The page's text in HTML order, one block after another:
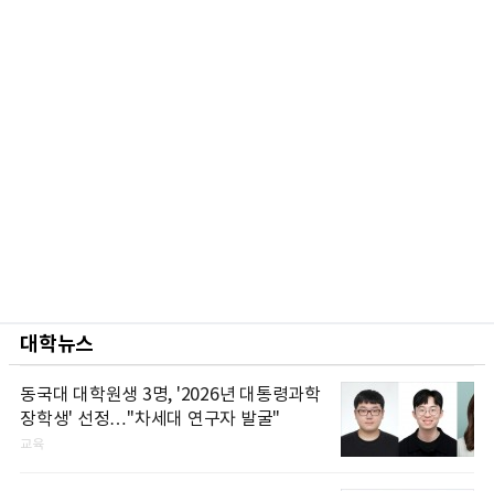
대학뉴스
동국대 대학원생 3명, '2026년 대통령과학
장학생' 선정…"차세대 연구자 발굴"
교육